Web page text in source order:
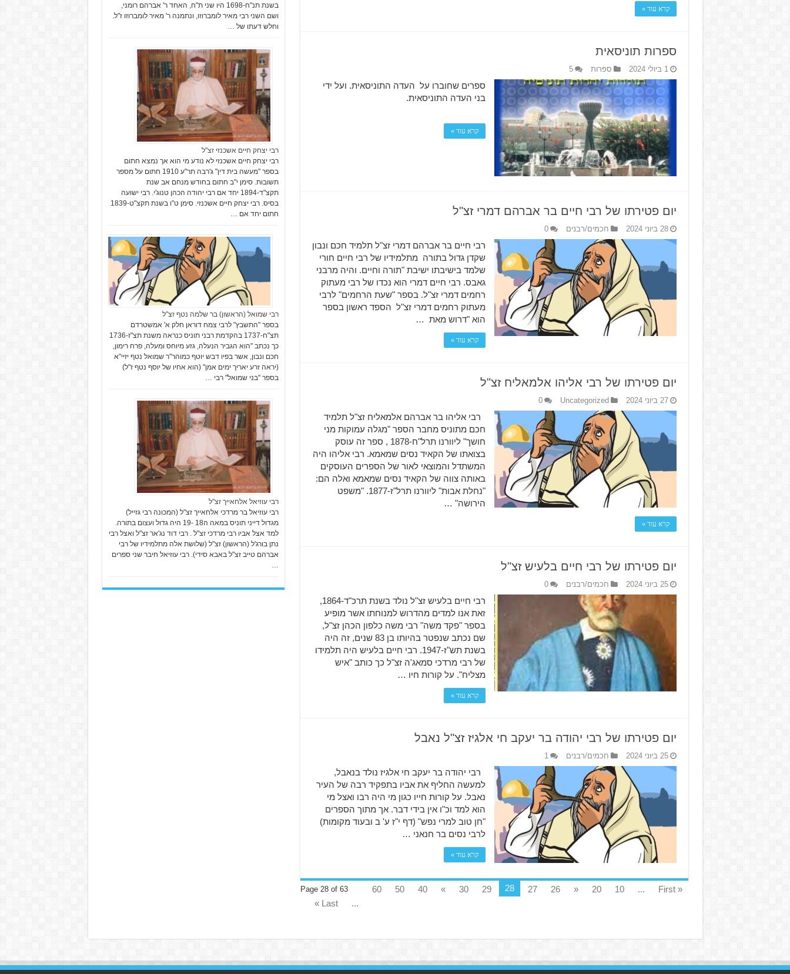
קרא עוד »
ספרות תוניסאית
1 ביולי 2024 ספרות 5
ספרים שחוברו על העדה התוניסאית. ועל ידי
בני העדה התוניסאית.
קרא עוד »
יום פטירתו של רבי חיים בר אברהם דמרי זצ"ל
28 ביוני 2024 חכמים/רבנים 0
רבי חיים בר אברהם דמרי זצ"ל תלמיד חכם ונבון
שקדן גדול בתורה מתלמידיו של רבי חיים חורי
שלמד בישיבתו ישיבת "תורה וחיים. והיה מרבני
גאבס. רבי חיים דמרי הוא נכדו של רבי מעתוק
רחמים דמרי זצ"ל. בספר "שעת הרחמים" לרבי
מעתוק רחמים דמרי זצ"ל הספד ראשון בספר
הוא "דרוש מאת …
קרא עוד »
יום פטירתו של רבי אליהו אלמאליח זצ"ל
27 ביוני 2024 Uncategorized
0
רבי אליהו בר אברהם אלמאליח זצ"ל תלמיד
חכם מתוניס מחבר הספר "מגלה עמוקות מני
חושך" ליוורנו תרל"ח-1878 , ספר זה עוסק
בצואתו של הקאיד נסים שמאמא. רבי אליהו היה
המשתדל והמוצאי לאור של הספרים העוסקים
באותה צווה של הקאיד נסים שמאמא ואלה הם:
"נחלת אבות" ליוורנו תרל"ז-1877. "משפט
הירושה" …
קרא עוד »
יום פטירתו של רבי חיים בלעיש זצ"ל
25 ביוני 2024 חכמים/רבנים 0
רבי חיים בלעיש זצ"ל נולד בשנת תרכ"ד-1864,
זאת אנו למדים מהדרוש למנוחתו אשר מופיע
בספר "פקד משה" רבי משה כלפון הכהן זצ"ל,
שם נכתב שנפטר בהיותו בן 83 שנים, זה היה
בשנת תש"ז-1947. רבי חיים בלעיש היה תלמידו
של רבי מרדכי סמאג'ה זצ"ל כך כותב "איש
מצליח". על קורות חיו …
קרא עוד »
יום פטירתו של רבי יהודה בר יעקב חי אלגיז זצ"ל נאבל
25 ביוני 2024 חכמים/רבנים 1
רבי יהודה בר יעקב חי אלגיז נולד בנאבל,
למעשה החליף את אביו בתפקיד רבה של העיר
נאבל. על קורות חייו כגון מי היה רבו ואצל מי
הוא למד וכ"ו אין בידי דבר. אך מתוך הספרים
"חן טוב למרי נפש" (דף י"ז ע' ב ובעוד מקומות)
לרבי נסים בר חנאני …
קרא עוד »
Page 28 of 63 « First
...
10
20
«
26
27
28
29
30
»
40
50
60
...
Last »
בשנת תנ"ח-1698 היו שני ת"ח, האחד ר' אברהם רומני,
ושם השני רבי מאיר לומברוזו, ונתמנה ר' מאיר לומברוזו ז"ל.
וחלש דעתו של …
רבי יצחק חיים אשכנזי זצ"ל
רבי יצחק חיים אשכנזי לא נודע מי הוא אך נמצא חתום
בספר "מעשה בית דין" ג'רבה תר"ע 1910 חתום על מספר
תשובות. סימן י"ב חתום בחודש מנחם אב שנת
תקצ"ד-1894 יחד אם רבי יהודה הכהן טנוג'י. רבי ישועה
בסיס. רבי יצחק חיים אשכנזי. סימן ט"ו בשנת תקצ"ט-1839
חתום יחד אם …
רבי שמואל (הראשון) בר שלמה נטף זצ"ל
בספר "התשבץ" לרבי צמח דוראן חלק א' אמשטרדם
תצ"ח-1737 בהקדמת רבני תוניס כנראה משנת תצ"ז-1736
כך נכתב "הוא הגביר הנעלה, גזע מיוחס ומעלה, פרח רימון,
חכם ונבון, אשר בפיו דבש יוטף כמוהר"ר שמואל נטף יזיי"א
(יראה זרע יאריך ימים אמן" (הוא אחיו של יוסף נטף ז"ל)
בספר "בני שמואל" רבי …
רבי עוזיאל אלחאייך זצ"ל
רבי עוזיאל בר מרדכי אלחאייך זצ"ל (המכונה רבי גזייל)
מגדול דייני תוניס במאה ה18 -19 היה גדול ועצום בתורה.
למד אצל אביו רבי מרדכי זצ"ל . רבי דוד נג'אר זצ"ל ואצל רבי
נתן בורג'ל (הראשון) זצ"ל (שלושת אלה מתלמידיו של רבי
אברהם טייב זצ"ל באבא סידי). רבי עוזיאל חיבר שני ספרים
…